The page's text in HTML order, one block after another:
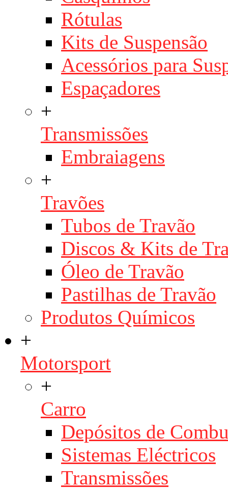
Rótulas
Kits de Suspensão
Acessórios para
Espaçadores
+
Transmissões
Embraiagens
+
Travões
Tubos de Travão
Discos & Kits de
Óleo de Travão
Pastilhas de Travão
Produtos Químicos
+
Motorsport
+
Carro
Depósitos de
Sistemas Eléctricos
Transmissões